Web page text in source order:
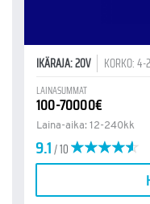
IKÄRAJA: 20V KORKO:
LAINASUMMAT
100-70000€
Laina-aika: 12-240kk
9.1/ 10